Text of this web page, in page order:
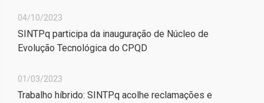
04/10/2023
SINTPq participa da inauguração de Núcleo de
Evolução Tecnológica do CPQD
01/03/2023
Trabalho híbrido: SINTPq acolhe reclamações e